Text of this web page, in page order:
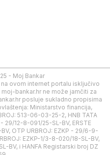
- Moj Bankar
ovom internet portalu isključivo
bankar.hr ne može jamčiti za
posluje sukladno propisima
Ministarstvo financija,
513-06-03-25-2, HNB TATA
29/12-8-091/25-SL-BV, ERSTE
OTP URBROJ: EZKP - 29/6-9-
EZKP-1/3-8-020/18-SL-BV,
BV, i HANFA Registarski broj DZ